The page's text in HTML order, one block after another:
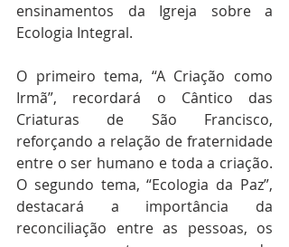
ensinamentos da Igreja sobre a
Ecologia Integral.
O primeiro tema, “A Criação como
Irmã”, recordará o Cântico das
Criaturas de São Francisco,
reforçando a relação de fraternidade
entre o ser humano e toda a criação.
O segundo tema, “Ecologia da Paz”,
destacará a importância da
reconciliação entre as pessoas, os